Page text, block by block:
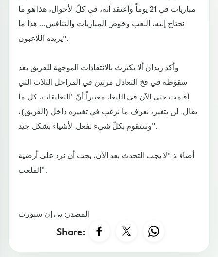
مباريات في 21 يوماً وأعتقد أنه، في كلّ الأحوال، هذا هو ما
نحتاج إليه، اللعب وخوض المباريات والتنافس... هذا ما
يريده اللاعبون".
وأكد زيدان ألا يكترث بالانتقادات الموجهة للفريق بعد
سقوطه في فخ التعادل مرتين في المراحل الثلاث التي
أقيمت حتى الآن في الليغا، معتبراً أنّ "التعليقات، كل ما
يقال، لن يتغير، نعرف ما نرغب في تغييره داخل (الفريق)،
وسنقوم بكلّ شيء لفعل الأشياء بشكل جيد".
أضاف: "لا يجب التحدث بعد الآن، يجب أن نرد على أرضية
الملعب".
المصدر: بي إن سبورت
Share: